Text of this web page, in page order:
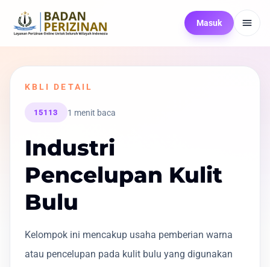
Masuk
KBLI DETAIL
15113 1 menit baca
Industri
Pencelupan Kulit
Bulu
Kelompok ini mencakup usaha pemberian warna
atau pencelupan pada kulit bulu yang digunakan